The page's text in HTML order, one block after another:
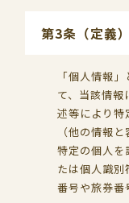
第3条（定義）
「個人情報
て、当該情
述等により特
（他の情報
特定の個人を
たは個人識
番号や旅券番